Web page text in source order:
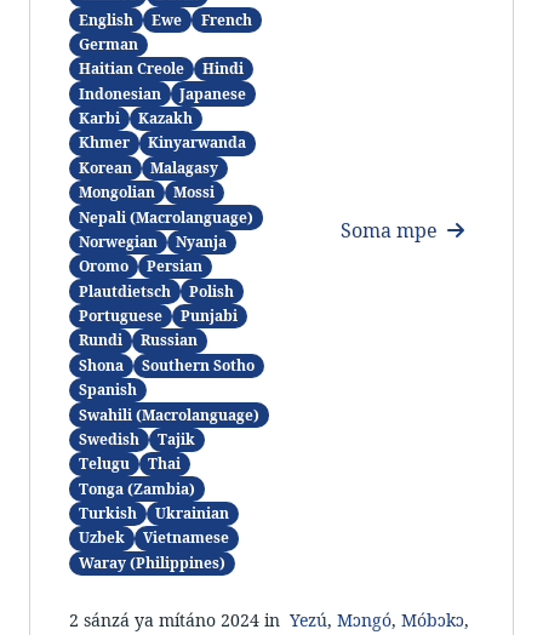
English
Ewe
French
German
Haitian Creole
Hindi
Indonesian
Japanese
Karbi
Kazakh
Khmer
Kinyarwanda
Korean
Malagasy
Mongolian
Mossi
Nepali (Macrolanguage)
Norwegian
Nyanja
Oromo
Persian
Plautdietsch
Polish
Portuguese
Punjabi
Rundi
Russian
Shona
Southern Sotho
Spanish
Swahili (Macrolanguage)
Swedish
Tajik
Telugu
Thai
Tonga (Zambia)
Turkish
Ukrainian
Uzbek
Vietnamese
Waray (Philippines)
Soma mpe
2 sánzá ya mítáno 2024 in Yezú, Mɔngó, Móbɔkɔ,